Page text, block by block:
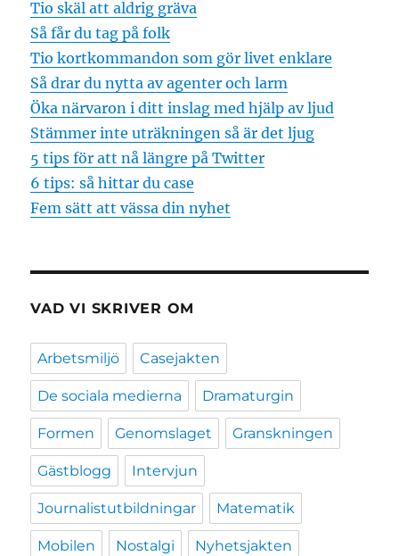
Tio skäl att aldrig gräva
Så får du tag på folk
Tio kortkommandon som gör livet enklare
Så drar du nytta av agenter och larm
Öka närvaron i ditt inslag med hjälp av ljud
Stämmer inte uträkningen så är det ljug
5 tips för att nå längre på Twitter
6 tips: så hittar du case
Fem sätt att vässa din nyhet
VAD VI SKRIVER OM
Arbetsmiljö Casejakten
De sociala medierna Dramaturgin
Formen Genomslaget Granskningen
Gästblogg Intervjun
Journalistutbildningar Matematik
Mobilen Nostalgi Nyhetsjakten